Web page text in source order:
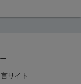
サイト.